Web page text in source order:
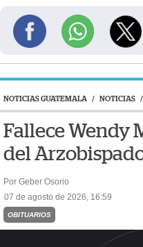
NOTICIAS GUATEMALA / NOTICIAS /
Fallece Wendy
del
Por Geber Osorio
07 de agosto de 2026, 16:59
OBITUARIOS